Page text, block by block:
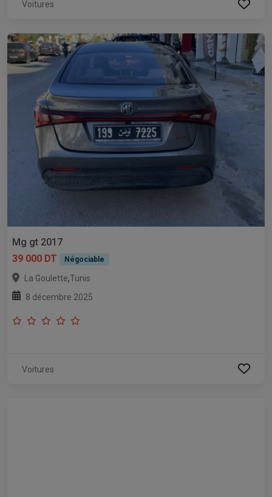
Voitures
Mg gt 2017
39 000 DT
Négociable
La Goulette,Tunis
8 décembre 2025
Voitures